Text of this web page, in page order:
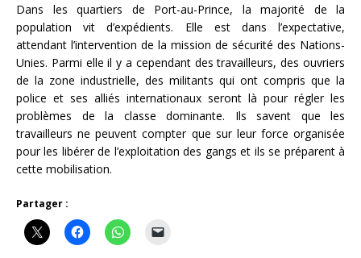
Dans les quartiers de Port-au-Prince, la majorité de la
population vit d’expédients. Elle est dans l’expectative,
attendant l’intervention de la mission de sécurité des Nations-
Unies. Parmi elle il y a cependant des travailleurs, des ouvriers
de la zone industrielle, des militants qui ont compris que la
police et ses alliés internationaux seront là pour régler les
problèmes de la classe dominante. Ils savent que les
travailleurs ne peuvent compter que sur leur force organisée
pour les libérer de l’exploitation des gangs et ils se préparent à
cette mobilisation.
Partager :